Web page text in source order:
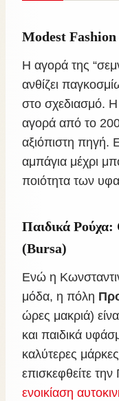
Modest
Η αγορά της
ανθίζει
στο σχεδιασμό. Η
αγορά από το
αξιόπιστη πηγή.
αμπάγια μέχρι
ποιότητα των
Παιδικά
(Bursa)
Ενώ η
μόδα, η πόλη
ώρες μακριά)
και παιδικά
καλύτερες
επισκεφθείτε
ενοικίαση